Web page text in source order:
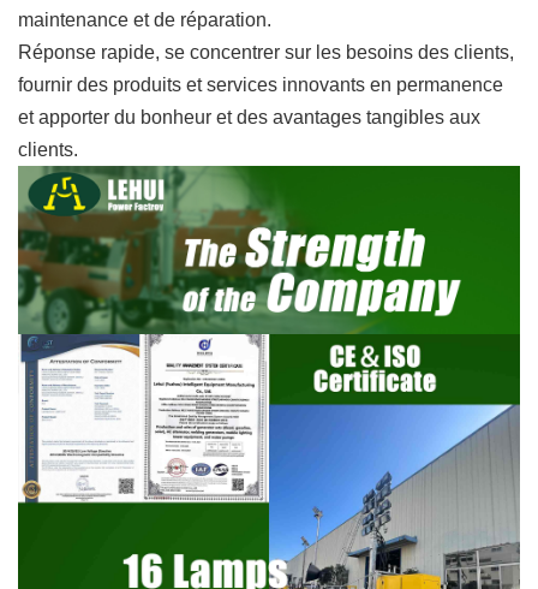
maintenance et de réparation.
Réponse rapide, se concentrer sur les besoins des clients,
fournir des produits et services innovants en permanence
et apporter du bonheur et des avantages tangibles aux
clients.